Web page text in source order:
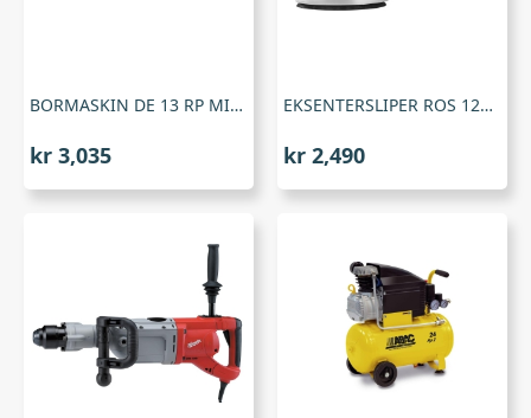
BORMASKIN DE 13 RP MILW , Milwaukee
kr 3,035
EKSENTERSLIPER ROS 125 E , Milwaukee
kr 2,490